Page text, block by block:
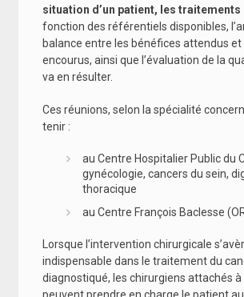
situation d’un patient, les
fonction des référentiels disponibles,
balance entre les bénéfices attendus et
encourus, ainsi que l’évaluation de la
va en résulter.
Ces réunions, selon la spécialité
tenir :
au Centre Hospitalier Public du
gynécologie, cancers du sein,
thoracique
au Centre François Baclesse
Lorsque l’intervention chirurgicale
indispensable dans le traitement du
diagnostiqué, les chirurgiens attachés à